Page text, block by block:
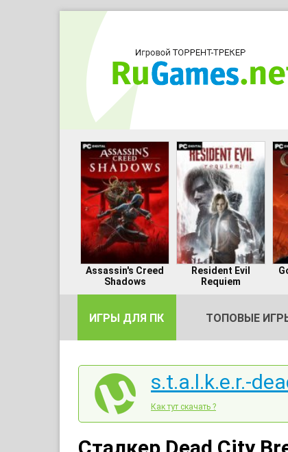
Assassin's Creed
Shadows
Resident Evil
Requiem
ИГРЫ ДЛЯ ПК ТОПОВЫЕ
s.t.a.l.k.e.r.-
Как тут скачать ?